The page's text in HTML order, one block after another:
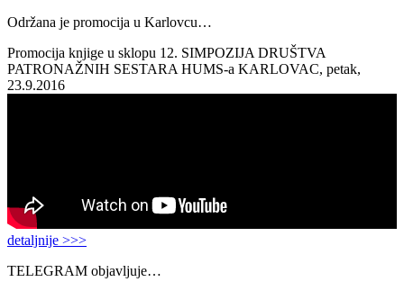
Održana je promocija u Karlovcu…
Promocija knjige u sklopu 12. SIMPOZIJA DRUŠTVA
PATRONAŽNIH SESTARA HUMS-a KARLOVAC, petak,
23.9.2016
detaljnije >>>
TELEGRAM objavljuje…